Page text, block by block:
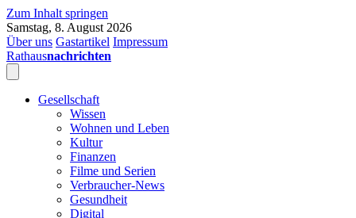
Zum Inhalt springen
Samstag, 8. August 2026
Über uns Gastartikel Impressum
Rathausnachrichten
Gesellschaft
Wissen
Wohnen und Leben
Kultur
Finanzen
Filme und Serien
Verbraucher-News
Gesundheit
Digital